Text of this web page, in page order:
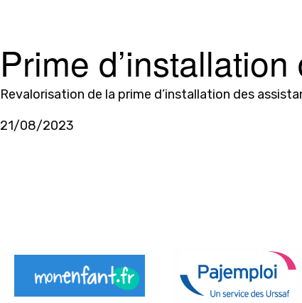
Prime
Revalorisation de la prime d’installation des
21/08/2023